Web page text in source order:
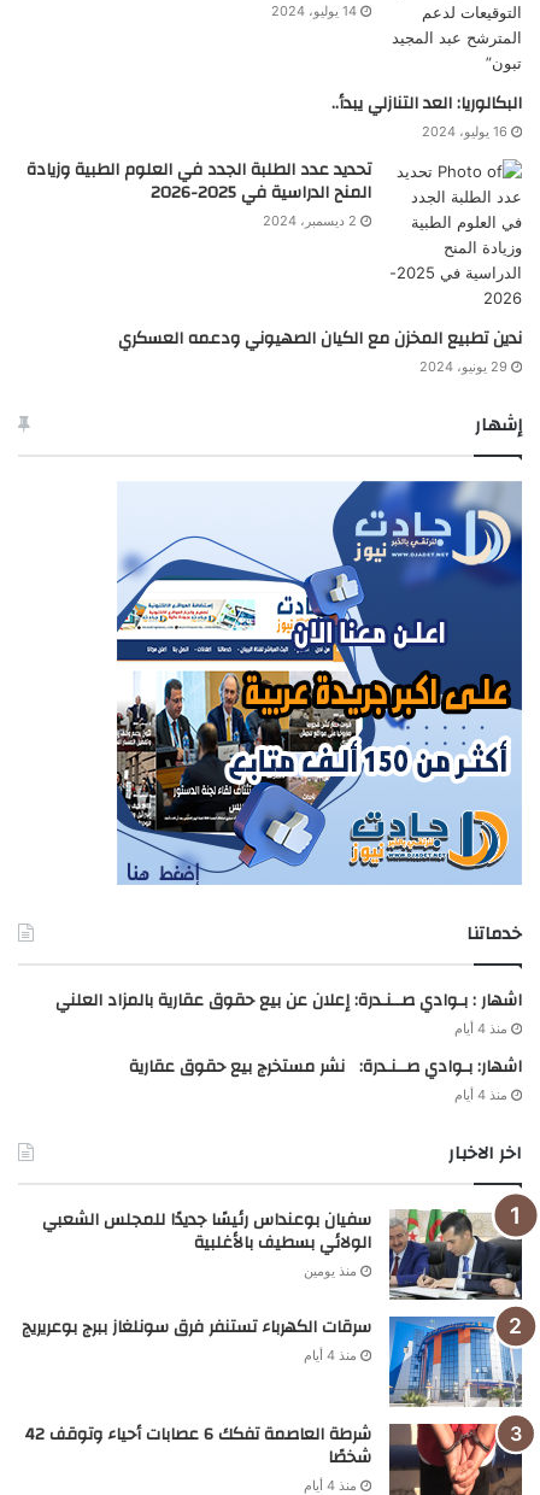
14 يوليو، 2024
البكالوريا: العد التنازلي يبدأ..
16 يوليو، 2024
تحديد عدد الطلبة الجدد في العلوم الطبية وزيادة
المنح الدراسية في 2025-2026
2 ديسمبر، 2024
ندين تطبيع المخزن مع الكيان الصهيوني ودعمه العسكري
29 يونيو، 2024
إشهار
خدماتنا
اشهار : بـوادي صــنـدرة: إعلان عن بيع حقوق عقارية بالمزاد العلني
منذ 4 أيام
اشهار: بـوادي صــنـدرة: نشر مستخرج بيع حقوق عقارية
منذ 4 أيام
اخر الاخبار
سفيان بوعنداس رئيسًا جديدًا للمجلس الشعبي
الولائي بسطيف بالأغلبية
منذ يومين
سرقات الكهرباء تستنفر فرق سونلغاز ببرج بوعريريج
منذ 4 أيام
شرطة العاصمة تفكك 6 عصابات أحياء وتوقف 42
شخصًا
منذ 4 أيام